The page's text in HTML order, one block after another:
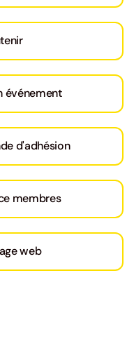
événement
d'adhésion
membres
web